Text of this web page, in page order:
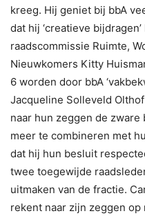
kreeg. Hij geniet bij bbA
dat hij ‘creatieve
raadscommissie Ruimte,
Nieuwkomers Kitty
6 worden door bbA
Jacqueline Solleveld
naar hun zeggen de
meer te combineren met
dat hij hun besluit
twee toegewijde
uitmaken van de fractie.
rekent naar zijn zeggen